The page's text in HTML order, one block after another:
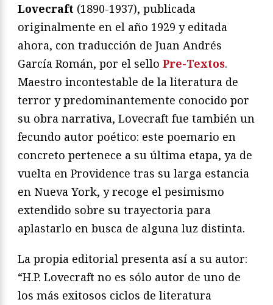
Lovecraft (1890-1937), publicada
originalmente en el año 1929 y editada
ahora, con traducción de Juan Andrés
García Román, por el sello Pre-Textos.
Maestro incontestable de la literatura de
terror y predominantemente conocido por
su obra narrativa, Lovecraft fue también un
fecundo autor poético: este poemario en
concreto pertenece a su última etapa, ya de
vuelta en Providence tras su larga estancia
en Nueva York, y recoge el pesimismo
extendido sobre su trayectoria para
aplastarlo en busca de alguna luz distinta.
La propia editorial presenta así a su autor:
“H.P. Lovecraft no es sólo autor de uno de
los más exitosos ciclos de literatura